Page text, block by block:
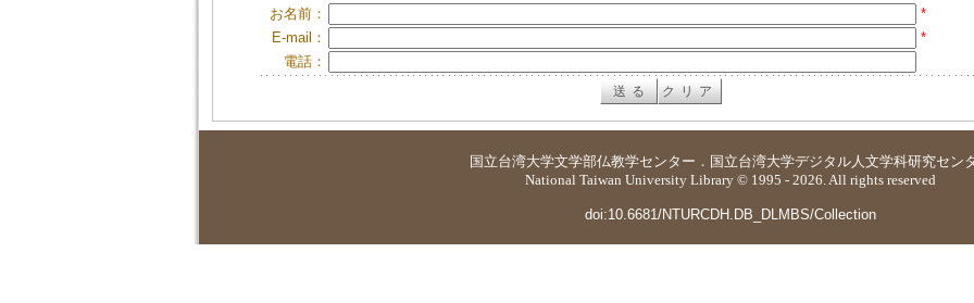
お名前：
*
E-mail：
*
電話：
国立台湾大学文学部仏教学センター ． 国立台湾大学デジタル人文学科研究セン
National Taiwan University Library © 1995 - 2026. All rights reserved
doi:10.6681/NTURCDH.DB_DLMBS/Collection